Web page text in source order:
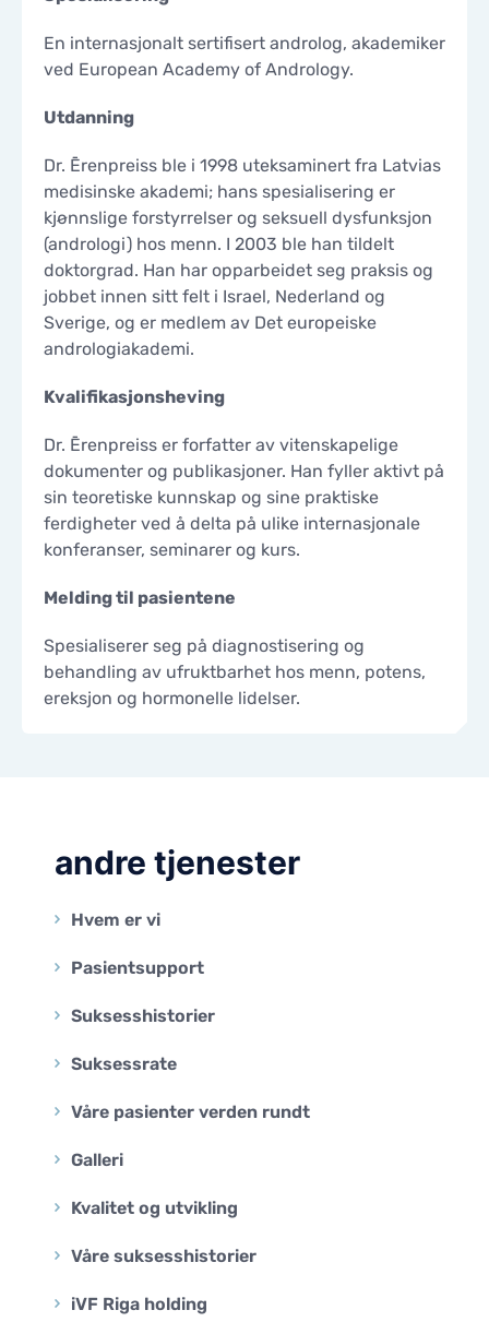
KONTAKTER
En internasjonalt sertifisert androlog, akademiker
ved European Academy of Andrology.
Utdanning
Dr. Ērenpreiss ble i 1998 uteksaminert fra Latvias
medisinske akademi; hans spesialisering er
kjønnslige forstyrrelser og seksuell dysfunksjon
(andrologi) hos menn. I 2003 ble han tildelt
doktorgrad. Han har opparbeidet seg praksis og
jobbet innen sitt felt i Israel, Nederland og
Sverige, og er medlem av Det europeiske
andrologiakademi.
Kvalifikasjonsheving
Dr. Ērenpreiss er forfatter av vitenskapelige
dokumenter og publikasjoner. Han fyller aktivt på
sin teoretiske kunnskap og sine praktiske
ferdigheter ved å delta på ulike internasjonale
konferanser, seminarer og kurs.
Melding til pasientene
Spesialiserer seg på diagnostisering og
behandling av ufruktbarhet hos menn, potens,
ereksjon og hormonelle lidelser.
andre tjenester
Hvem er vi
Pasientsupport
Suksesshistorier
Suksessrate
Våre pasienter verden rundt
Galleri
Kvalitet og utvikling
Våre suksesshistorier
iVF Riga holding